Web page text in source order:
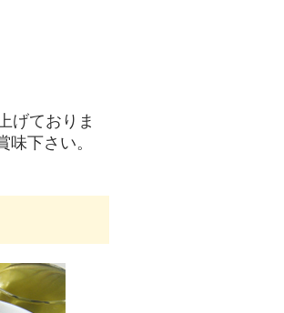
げておりま
下さい。